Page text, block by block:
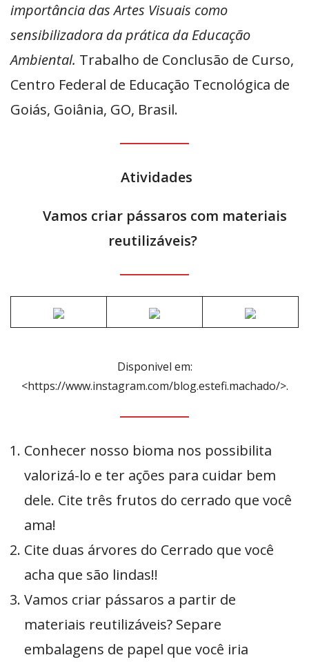
importância das Artes Visuais como
sensibilizadora da prática da Educação
Ambiental. Trabalho de Conclusão de Curso,
Centro Federal de Educação Tecnológica de
Goiás, Goiânia, GO, Brasil.
Atividades
Vamos criar pássaros com materiais
reutilizáveis?
Disponivel em:
<https://www.instagram.com/blog.estefi.machado/>.
Conhecer nosso bioma nos possibilita
valorizá-lo e ter ações para cuidar bem
dele. Cite três frutos do cerrado que você
ama!
Cite duas árvores do Cerrado que você
acha que são lindas!!
Vamos criar pássaros a partir de
materiais reutilizáveis? Separe
embalagens de papel que você iria